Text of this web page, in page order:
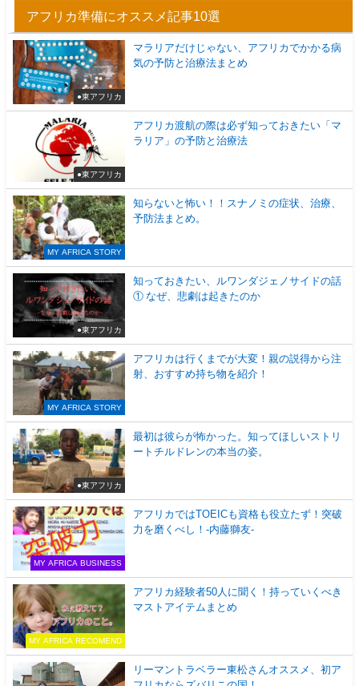
アフリカ準備にオススメ記事10選
●東アフリカ
マラリアだけじゃない、アフリカでかかる病
気の予防と治療法まとめ
●東アフリカ
アフリカ渡航の際は必ず知っておきたい「マ
ラリア」の予防と治療法
MY AFRICA STORY
知らないと怖い！！スナノミの症状、治療、
予防法まとめ。
●東アフリカ
知っておきたい、ルワンダジェノサイドの話
① なぜ、悲劇は起きたのか
MY AFRICA STORY
アフリカは行くまでが大変！親の説得から注
射、おすすめ持ち物を紹介！
●東アフリカ
最初は彼らが怖かった。知ってほしいストリ
ートチルドレンの本当の姿。
MY AFRICA BUSINESS
アフリカではTOEICも資格も役立たず！突破
力を磨くべし！-内藤獅友-
MY AFRICA RECOMEND
アフリカ経験者50人に聞く！持っていくべき
マストアイテムまとめ
リーマントラベラー東松さんオススメ、初ア